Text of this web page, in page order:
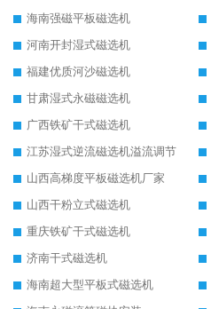
海南强磁平板磁选机
河南开封湿式磁选机
福建优质河沙磁选机
甘肃湿式永磁磁选机
广西铁矿干式磁选机
江苏湿式逆流磁选机溢流调节
山西高梯度平板磁选机厂家
山西干粉立式磁选机
重庆铁矿干式磁选机
济南干式磁选机
海南超大型平板式磁选机